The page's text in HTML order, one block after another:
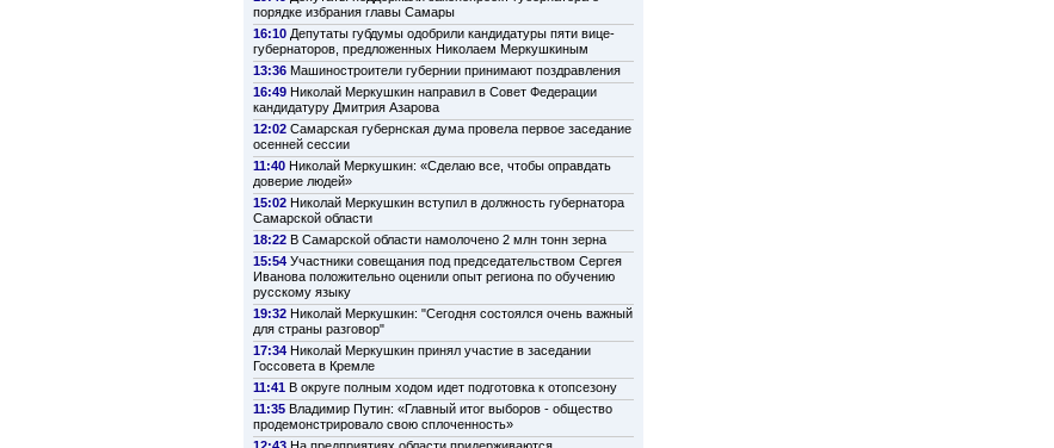
порядке избрания главы Самары
16:10 Депутаты губдумы одобрили кандидатуры пяти вице-
губернаторов, предложенных Николаем Меркушкиным
13:36 Машиностроители губернии принимают поздравления
16:49 Николай Меркушкин направил в Совет Федерации
кандидатуру Дмитрия Азарова
12:02 Самарская губернская дума провела первое заседание
осенней сессии
11:40 Николай Меркушкин: «Сделаю все, чтобы оправдать
доверие людей»
15:02 Николай Меркушкин вступил в должность губернатора
Самарской области
18:22 В Самарской области намолочено 2 млн тонн зерна
15:54 Участники совещания под председательством Сергея
Иванова положительно оценили опыт региона по обучению
русскому языку
19:32 Николай Меркушкин: "Сегодня состоялся очень важный
для страны разговор"
17:34 Николай Меркушкин принял участие в заседании
Госсовета в Кремле
11:41 В округе полным ходом идет подготовка к отопсезону
11:35 Владимир Путин: «Главный итог выборов - общество
продемонстрировало свою сплоченность»